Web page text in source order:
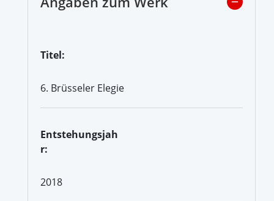
Titel:
6. Brüsseler Elegie
Entstehungsjah
r:
2018